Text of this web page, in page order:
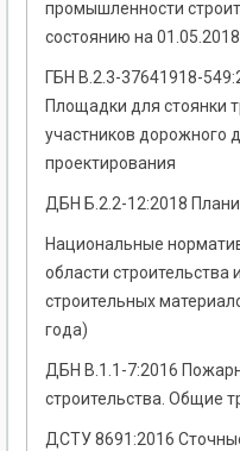
промышленности
состоянию на
ГБН В.2.3-37641918-
Площадки для стоянки
участников дорожного
проектирования
ДБН Б.2.2-12:2018
Национальные
области
строительных
года)
ДБН В.1.1-7:2016
строительства. Общие
ДСТУ 8691:2016